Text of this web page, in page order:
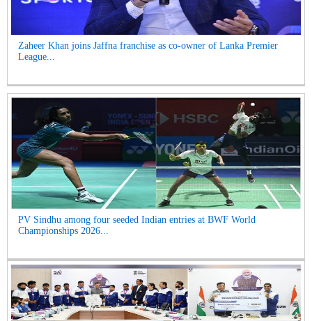
Zaheer Khan joins Jaffna franchise as co-owner of Lanka Premier
League...
PV Sindhu among four seeded Indian entries at BWF World
Championships 2026...